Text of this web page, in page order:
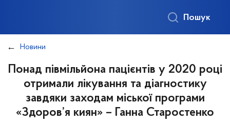
Пошук
Новини
Понад півмільйона пацієнтів у 2020 році
отримали лікування та діагностику
завдяки заходам міської програми
«Здоров’я киян» – Ганна Старостенко